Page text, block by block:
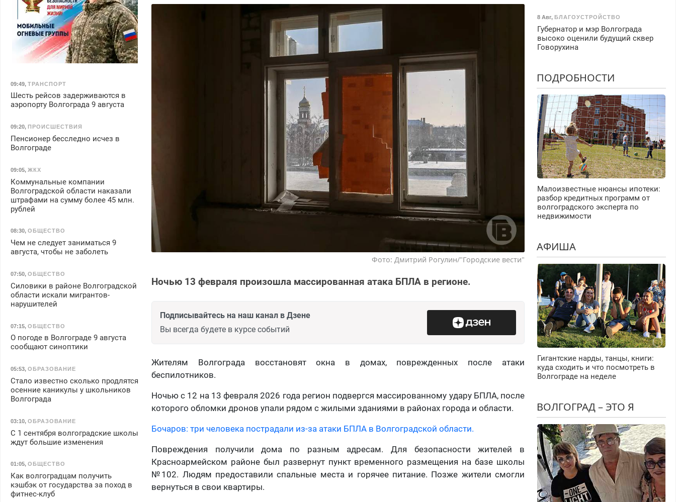
Фото: Дмитрий Рогулин/"Городские вести"
Ночью 13 февраля произошла массированная атака БПЛА в регионе.
Подписывайтесь на наш канал в Дзене
Вы всегда будете в курсе событий
Жителям Волгограда восстановят окна в домах, поврежденных после атаки
беспилотников.
Ночью с 12 на 13 февраля 2026 года регион подвергся массированному удару БПЛА, после
которого обломки дронов упали рядом с жилыми зданиями в районах города и области.
Бочаров: три человека пострадали из-за атаки БПЛА в Волгоградской области.
Повреждения получили дома по разным адресам. Для безопасности жителей в
Красноармейском районе был развернут пункт временного размещения на базе школы
№102. Людям предоставили спальные места и горячее питание. Позже жители смогли
вернуться в свои квартиры.
09:49, ТРАНСПОРТ
Шесть рейсов задерживаются в
аэропорту Волгограда 9 августа
09:20, ПРОИСШЕСТВИЯ
Пенсионер бесследно исчез в
Волгограде
09:05, ЖКХ
Коммунальные компании
Волгоградской области наказали
штрафами на сумму более 45 млн.
рублей
08:30, ОБЩЕСТВО
Чем не следует заниматься 9
августа, чтобы не заболеть
07:50, ОБЩЕСТВО
Силовики в районе Волгоградской
области искали мигрантов-
нарушителей
07:15, ОБЩЕСТВО
О погоде в Волгограде 9 августа
сообщают синоптики
05:53, ОБРАЗОВАНИЕ
Стало известно сколько продлятся
осенние каникулы у школьников
Волгограда
03:10, ОБРАЗОВАНИЕ
С 1 сентября волгоградские школы
ждут большие изменения
01:05, ОБЩЕСТВО
Как волгоградцам получить
кэшбэк от государства за поход в
фитнес-клуб
8 Авг, БЛАГОУСТРОЙСТВО
Губернатор и мэр Волгограда
высоко оценили будущий сквер
Говорухина
ПОДРОБНОСТИ
Малоизвестные нюансы ипотеки:
разбор кредитных программ от
волгоградского эксперта по
недвижимости
АФИША
Гигантские нарды, танцы, книги:
куда сходить и что посмотреть в
Волгограде на неделе
ВОЛГОГРАД – ЭТО Я